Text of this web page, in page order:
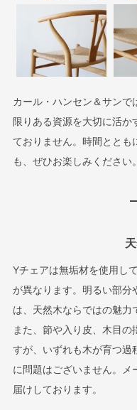
カール・ハンセン＆サンで
限りある資源を大切に活か
ておりません。時間ととも
も、ぜひお楽しみください。
Yチェアは無垢材を使用し
が異なります。明るい部分
は、天然木ならではの魅力
また、節や入り皮、木目の
すが、いずれも木が育つ過
に問題はございません。メ
届けしております。